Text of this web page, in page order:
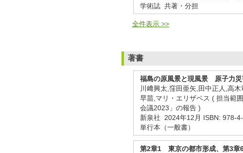
学術誌 共著・分担
全件表示 >>
著書
福島の原風景と現風景 原子力災
川﨑興太,窪田亜矢,田中正人,高
早苗,マリ・エリザベス ( 担当範
会議2023」の報告 )
新泉社 2024年12月 ISBN: 978-
単行本（一般書）
第2章1 東京の都市形成、第3章